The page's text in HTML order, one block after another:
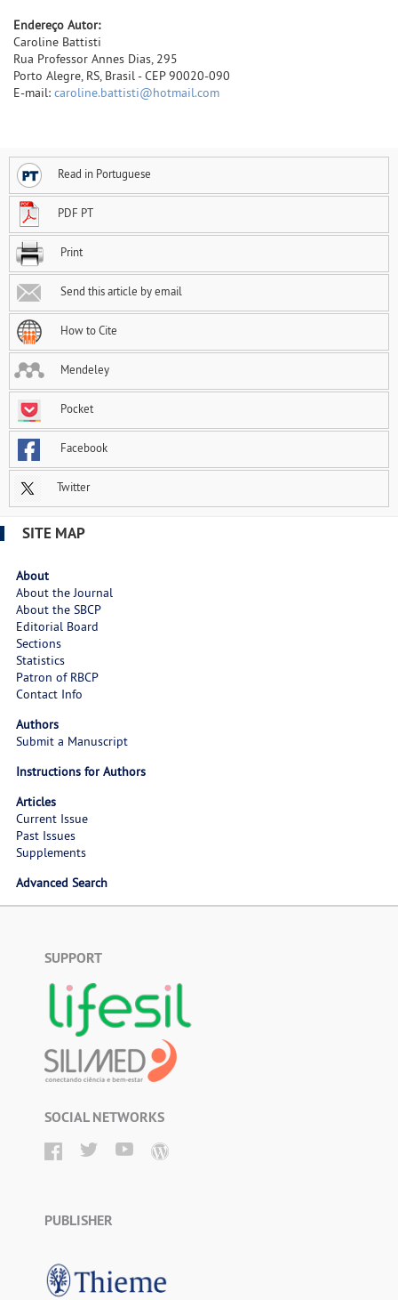
Endereço Autor:
Caroline Battisti
Rua Professor Annes Dias, 295
Porto Alegre, RS, Brasil - CEP 90020-090
E-mail: caroline.battisti@hotmail.com
Read in Portuguese
PDF PT
Print
Send this article by email
How to Cite
Mendeley
Pocket
Facebook
Twitter
SITE MAP
About
About the Journal
About the SBCP
Editorial Board
Sections
Statistics
Patron of RBCP
Contact Info
Authors
Submit a Manuscript
Instructions for Authors
Articles
Current Issue
Past Issues
Supplements
Advanced Search
SUPPORT
SOCIAL NETWORKS
PUBLISHER